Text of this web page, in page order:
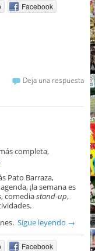
Facebook
Deja una respuesta
completa,
Pato Barraza,
¡la semana es
comediastand-up,
Sigue leyendo →
Facebook